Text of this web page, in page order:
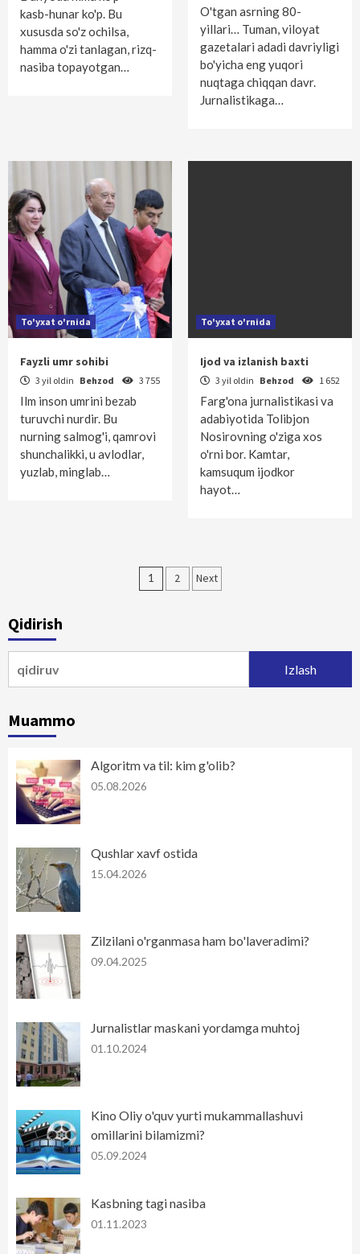
kasb-hunar ko'p. Bu
xususda so'z ochilsa,
hamma o'zi tanlagan, rizq-
nasiba topayotgan…
O'tgan asrning 80-
yillari… Tuman, viloyat
gazetalari adadi davriyligi
bo'yicha eng yuqori
nuqtaga chiqqan davr.
Jurnalistikaga…
To'yxat o'rnida
Fayzli umr sohibi
3 yil oldin Behzod 3 755
Ilm inson umrini bezab
turuvchi nurdir. Bu
nurning salmog'i, qamrovi
shunchalikki, u avlodlar,
yuzlab, minglab…
To'yxat o'rnida
Ijod va izlanish baxti
3 yil oldin Behzod 1 652
Farg'ona jurnalistikasi va
adabiyotida Tolibjon
Nosirovning o'ziga xos
o'rni bor. Kamtar,
kamsuqum ijodkor
hayot…
Maqolalar
1 2 Next
Qidirish
Muammo
Algoritm va til: kim g'olib?
05.08.2026
Qushlar xavf ostida
15.04.2026
Zilzilani o'rganmasa ham bo'laveradimi?
09.04.2025
Jurnalistlar maskani yordamga muhtoj
01.10.2024
Kino Oliy o'quv yurti mukammallashuvi
omillarini bilamizmi?
05.09.2024
Kasbning tagi nasiba
01.11.2023